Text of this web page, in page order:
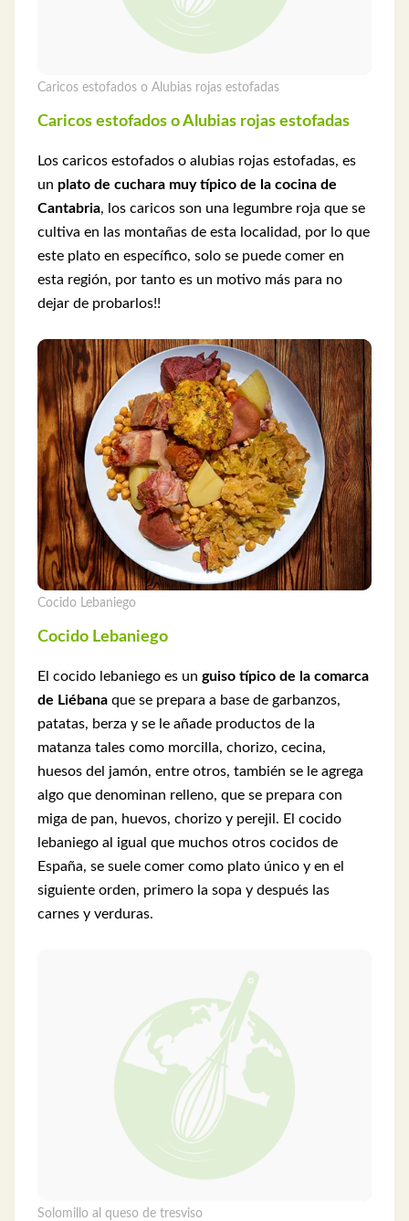
Caricos estofados o Alubias rojas estofadas
Caricos estofados o Alubias rojas estofadas
Los caricos estofados o alubias rojas estofadas, es
un plato de cuchara muy típico de la cocina de
Cantabria, los caricos son una legumbre roja que se
cultiva en las montañas de esta localidad, por lo que
este plato en específico, solo se puede comer en
esta región, por tanto es un motivo más para no
dejar de probarlos!!
Cocido Lebaniego
Cocido Lebaniego
El cocido lebaniego es un guiso típico de la comarca
de Liébana que se prepara a base de garbanzos,
patatas, berza y se le añade productos de la
matanza tales como morcilla, chorizo, cecina,
huesos del jamón, entre otros, también se le agrega
algo que denominan relleno, que se prepara con
miga de pan, huevos, chorizo y perejil. El cocido
lebaniego al igual que muchos otros cocidos de
España, se suele comer como plato único y en el
siguiente orden, primero la sopa y después las
carnes y verduras.
Solomillo al queso de tresviso